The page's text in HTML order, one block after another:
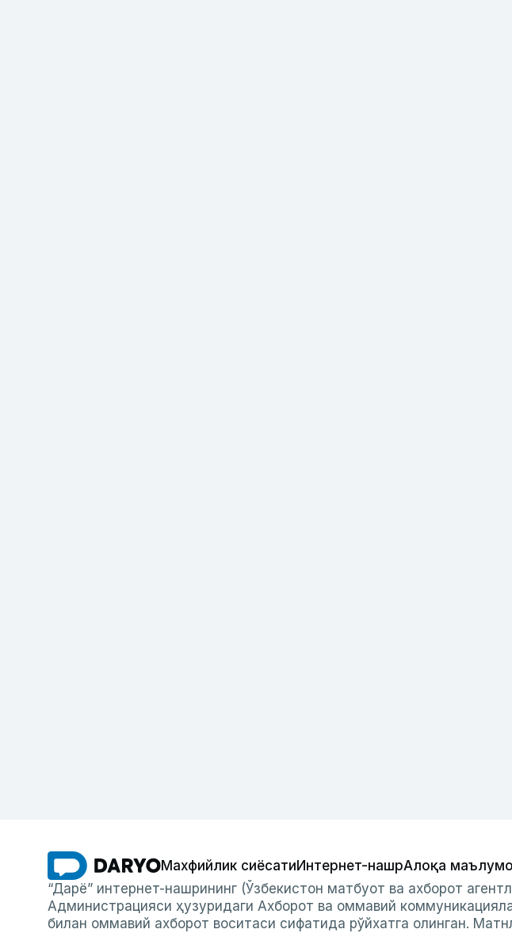
Махфийлик сиёсатиИнтернет-нашрАлоқа
“Дарё” интернет-нашрининг (Ўзбекистон матбуот ва ахборот
Администрацияси ҳузуридаги Ахборот ва оммавий
билан оммавий ахборот воситаси сифатида рўйхатга олинган.